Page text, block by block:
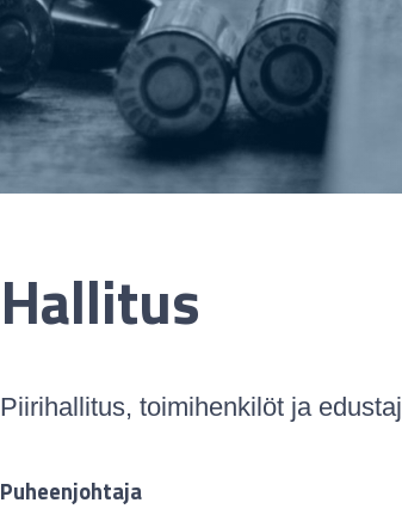
Hallitus
Piirihallitus, toimihenkilöt ja
Puheenjohtaja